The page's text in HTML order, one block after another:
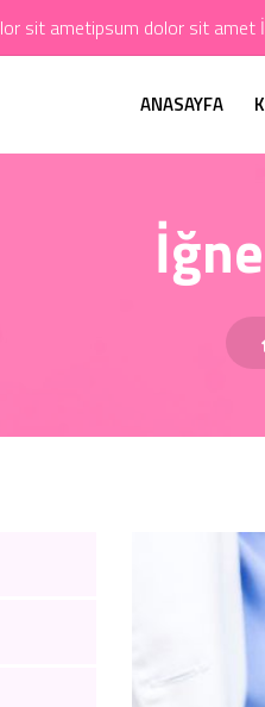
sit ametipsum dolor sit amet
ANASAYFA